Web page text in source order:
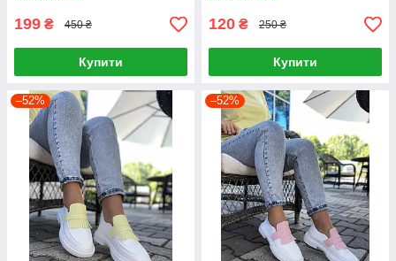
199 ₴ 450 ₴
Купити
120 ₴ 250 ₴
Купити
–52% –52%